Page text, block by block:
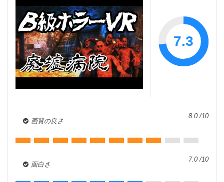
7.3
画質の良さ
8.0 /10
面白さ
7.0 /10